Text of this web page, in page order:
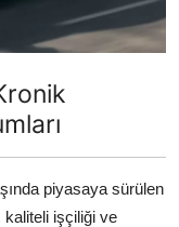
piyasaya sürülen
kaliteli işçiliği ve